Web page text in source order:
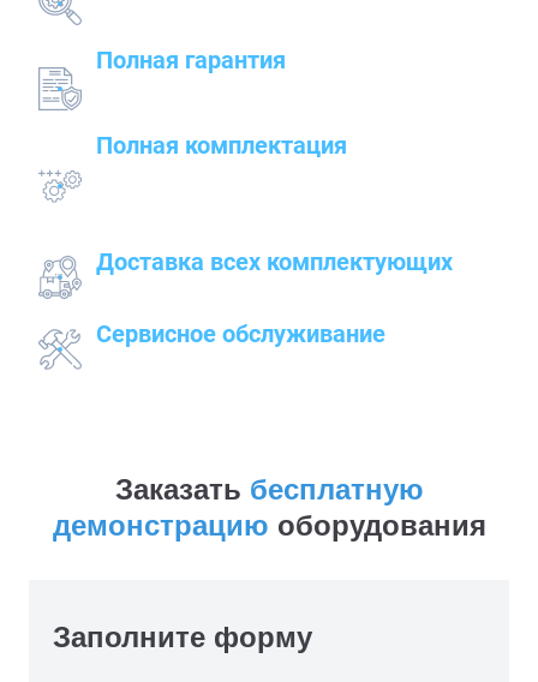
Полная гарантия
Полная комплектация
Доставка всех комплектующих
Сервисное обслуживание
Заказать бесплатную
демонстрацию оборудования
Заполните форму